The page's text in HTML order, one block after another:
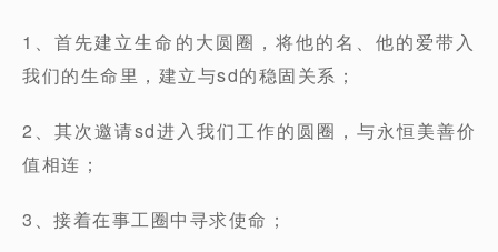
1、首先建立生命的大圆圈，将他的名、他的爱带入
我们的生命里，建立与sd的稳固关系；
2、其次邀请sd进入我们工作的圆圈，与永恒美善价
值相连；
3、接着在事工圈中寻求使命；